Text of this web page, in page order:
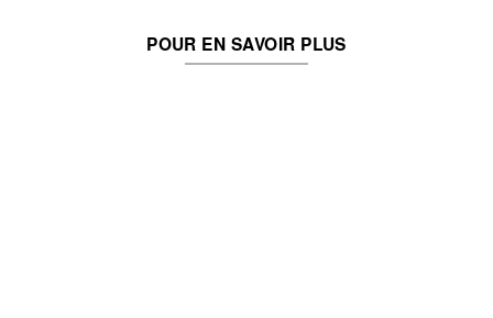
POUR EN SAVOIR PLUS